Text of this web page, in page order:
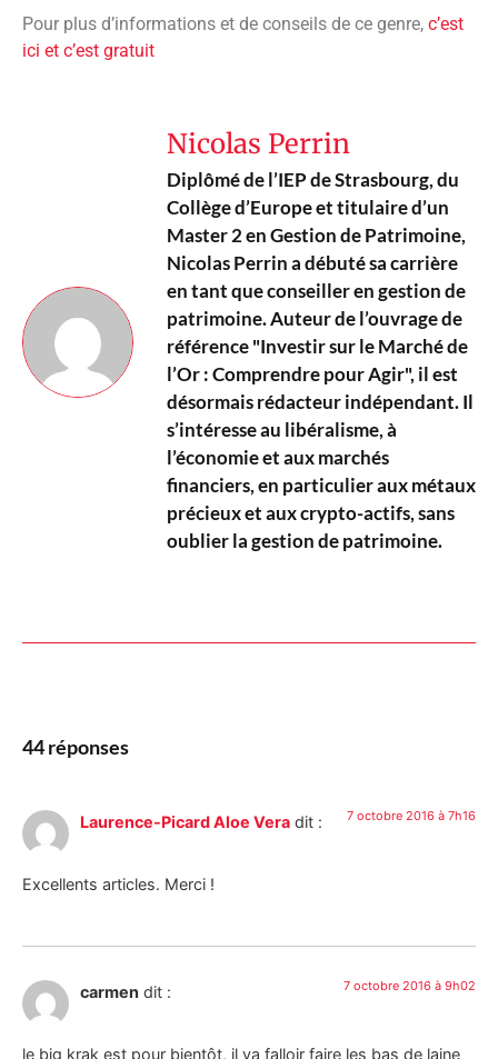
Pour plus d’informations et de conseils de ce genre, c’est
ici et c’est gratuit
Nicolas Perrin
Diplômé de l’IEP de Strasbourg, du
Collège d’Europe et titulaire d’un
Master 2 en Gestion de Patrimoine,
Nicolas Perrin a débuté sa carrière
en tant que conseiller en gestion de
patrimoine. Auteur de l’ouvrage de
référence "Investir sur le Marché de
l’Or : Comprendre pour Agir", il est
désormais rédacteur indépendant. Il
s’intéresse au libéralisme, à
l’économie et aux marchés
financiers, en particulier aux métaux
précieux et aux crypto-actifs, sans
oublier la gestion de patrimoine.
44 réponses
Laurence-Picard Aloe Vera dit : 7 octobre 2016 à 7h16
Excellents articles. Merci !
carmen dit : 7 octobre 2016 à 9h02
le big krak est pour bientôt, il va falloir faire les bas de laine